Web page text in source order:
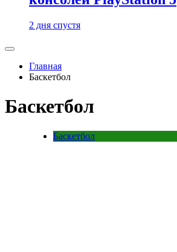
2 дня спустя
Главная
Баскетбол
Баскетбол
Баскетбол